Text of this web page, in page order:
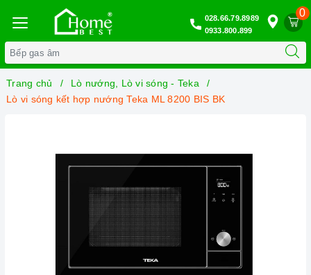
0
028.66.79.8989
0933.800.899
Trang chủ
Lò nướng, Lò vi sóng - Teka
Lò vi sóng kết hợp nướng Teka ML 8200 BIS BK